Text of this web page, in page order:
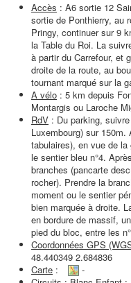
Accès : A6 sortie 12
sortie de Ponthierry, au
Pringy, continuer sur 9
la Table du Roi. La
à partir du Carrefour, et
droite de la route, au
tournant marqué sur la
A vélo : 5 km depuis
Montargis ou Laroche
RdV : Du parking,
Luxembourg) sur
tabulaires), en vue de la
le sentier bleu n°4.
branches (pancarte
rocher). Prendre la
moment ou le sentier
bien marquée à droite.
en bordure de massif,
pied du bloc, entre les
Coordonnées GPS
48.440349 2.684836
Carte :
-